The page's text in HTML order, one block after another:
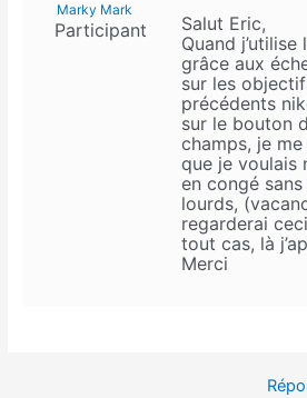
Marky Mark
Participant
Salut Eric,
Quand j’utilise
grâce aux
sur les
précédents
sur le bouton
champs, je
que je voulais
en congé
lourds,
regarderai
tout cas, là
Merci